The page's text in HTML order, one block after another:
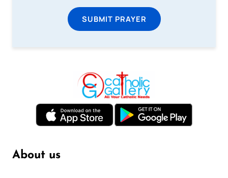
SUBMIT PRAYER
About us